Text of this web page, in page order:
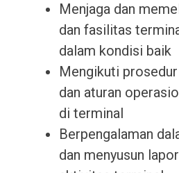
Menjaga dan
dan fasilitas
dalam kondisi baik
Mengikuti
dan aturan
di terminal
Berpengalaman
dan menyusun